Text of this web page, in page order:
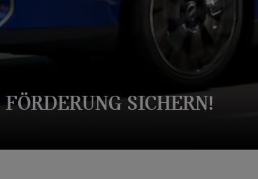
SICHERN!